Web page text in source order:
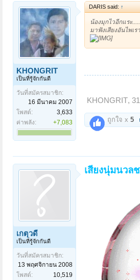
KHONGRIT
เป็นที่รู้จักกันดี
วันที่สมัครสมาชิก:
16 มีนาคม 2007
โพสต์:
3,633
ค่าพลัง:
+7,083
DARIS said: ↑
น้องมุกไวอีกแระ
มาฟังเสียงอันไพเ
KHONGRIT,
ถูกใจ x 5
เกตุวดี
เป็นที่รู้จักกันดี
วันที่สมัครสมาชิก:
13 พฤศจิกายน 2008
โพสต์:
10,519
เสียงนุ่มนวล